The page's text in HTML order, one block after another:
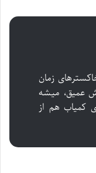
زمان
عمیق، میشه
کمیاب هم از